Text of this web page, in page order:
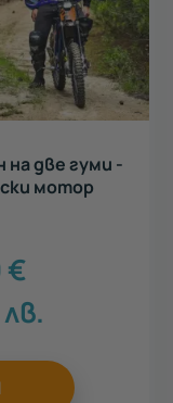
две гуми -
мотор
€
лв.